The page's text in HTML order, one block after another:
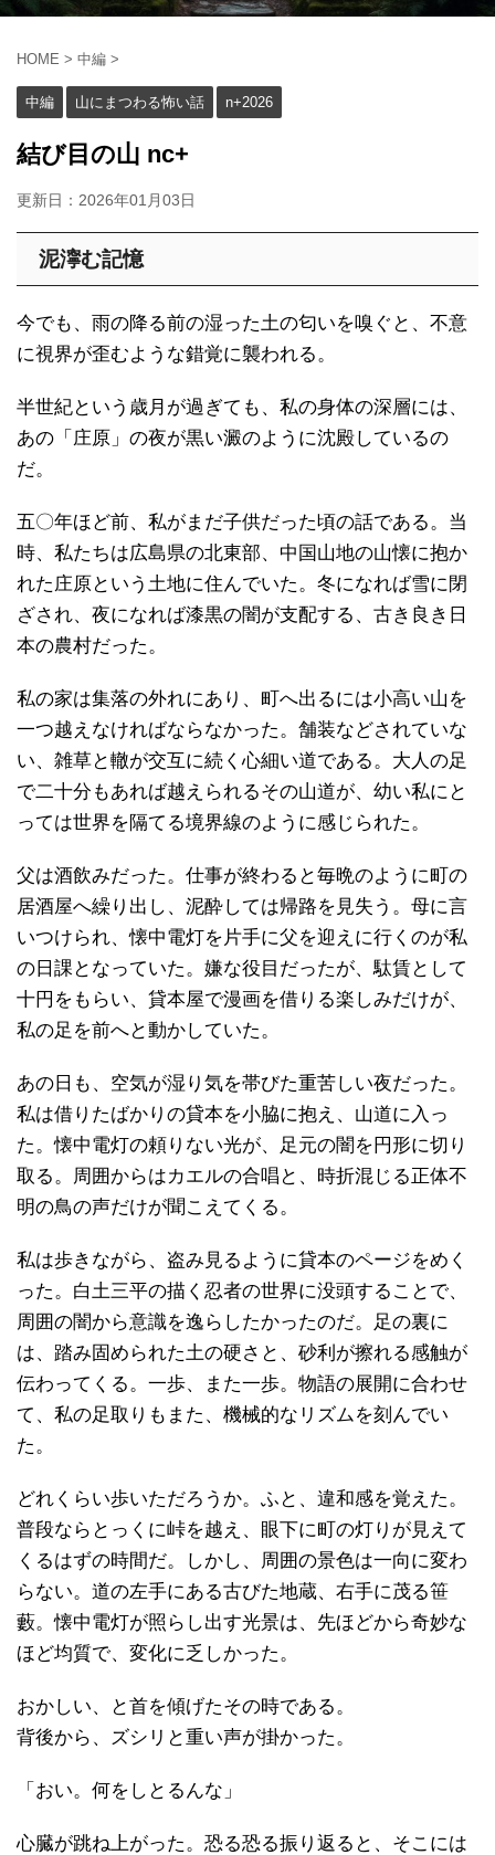
HOME > 中編 >
中編 山にまつわる怖い話 n+2026
結び目の山 nc+
更新日： 2026年01月03日
泥濘む記憶
今でも、雨の降る前の湿った土の匂いを嗅ぐと、不意
に視界が歪むような錯覚に襲われる。
半世紀という歳月が過ぎても、私の身体の深層には、
あの「庄原」の夜が黒い澱のように沈殿しているの
だ。
五〇年ほど前、私がまだ子供だった頃の話である。当
時、私たちは広島県の北東部、中国山地の山懐に抱か
れた庄原という土地に住んでいた。冬になれば雪に閉
ざされ、夜になれば漆黒の闇が支配する、古き良き日
本の農村だった。
私の家は集落の外れにあり、町へ出るには小高い山を
一つ越えなければならなかった。舗装などされていな
い、雑草と轍が交互に続く心細い道である。大人の足
で二十分もあれば越えられるその山道が、幼い私にと
っては世界を隔てる境界線のように感じられた。
父は酒飲みだった。仕事が終わると毎晩のように町の
居酒屋へ繰り出し、泥酔しては帰路を見失う。母に言
いつけられ、懐中電灯を片手に父を迎えに行くのが私
の日課となっていた。嫌な役目だったが、駄賃として
十円をもらい、貸本屋で漫画を借りる楽しみだけが、
私の足を前へと動かしていた。
あの日も、空気が湿り気を帯びた重苦しい夜だった。
私は借りたばかりの貸本を小脇に抱え、山道に入っ
た。懐中電灯の頼りない光が、足元の闇を円形に切り
取る。周囲からはカエルの合唱と、時折混じる正体不
明の鳥の声だけが聞こえてくる。
私は歩きながら、盗み見るように貸本のページをめく
った。白土三平の描く忍者の世界に没頭することで、
周囲の闇から意識を逸らしたかったのだ。足の裏に
は、踏み固められた土の硬さと、砂利が擦れる感触が
伝わってくる。一歩、また一歩。物語の展開に合わせ
て、私の足取りもまた、機械的なリズムを刻んでい
た。
どれくらい歩いただろうか。ふと、違和感を覚えた。
普段ならとっくに峠を越え、眼下に町の灯りが見えて
くるはずの時間だ。しかし、周囲の景色は一向に変わ
らない。道の左手にある古びた地蔵、右手に茂る笹
藪。懐中電灯が照らし出す光景は、先ほどから奇妙な
ほど均質で、変化に乏しかった。
おかしい、と首を傾げたその時である。
背後から、ズシリと重い声が掛かった。
「おい。何をしとるんな」
心臓が跳ね上がった。恐る恐る振り返ると、そこには